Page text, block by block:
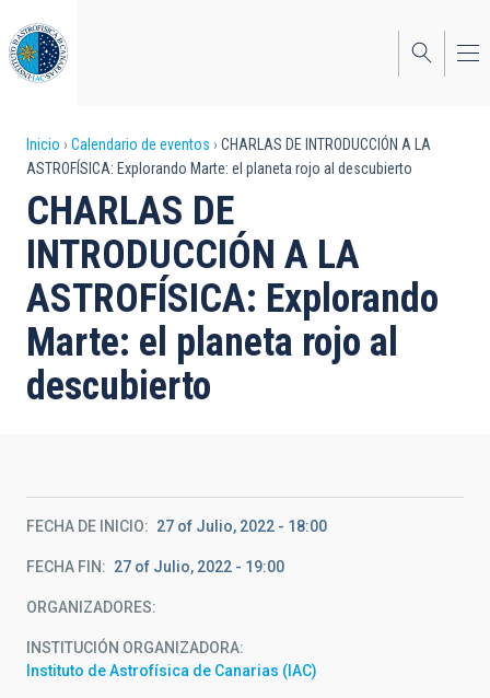
al
contenido
principal
Sobrescribir
enlaces
de
ayuda
a
la
navegación
Inicio Calendario de eventos
CHARLAS DE INTRODUCCIÓN A LA
ASTROFÍSICA: Explorando Marte: el planeta rojo al descubierto
CHARLAS DE
INTRODUCCIÓN A LA
ASTROFÍSICA: Explorando
Marte: el planeta rojo al
descubierto
FECHA DE INICIO 27 of Julio, 2022 - 18:00
FECHA FIN 27 of Julio, 2022 - 19:00
ORGANIZADORES
INSTITUCIÓN ORGANIZADORA
Instituto de Astrofísica de Canarias (IAC)